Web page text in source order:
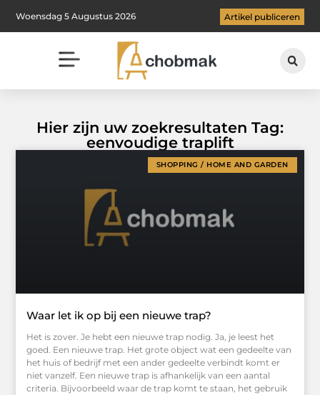
Woensdag 5 Augustus 2026 Artikel publiceren
Hier zijn uw zoekresultaten Tag:
eenvoudige traplift
SHOPPING / HOME AND GARDEN
Waar let ik op bij een nieuwe trap?
Het is zover. Je hebt een nieuwe trap nodig. Ja, je leest het
goed. Een nieuwe trap. Het grote object wat een gedeelte van
het huis of bedrijf met een ander gedeelte verbindt komt er
niet vanzelf. Een nieuwe trap is afhankelijk van een aantal
criteria. Bijvoorbeeld waar de trap komt te staan, het gebruik